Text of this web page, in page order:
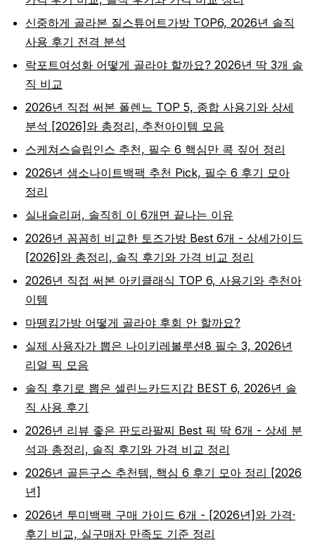
신중하게 골라본 질스튜어트가방 TOP6, 2026년 솔직
사용 후기 전격 분석
락포트여성화 어떻게 골라야 할까요? 2026년 딱 3개 솔
직 비교
2026년 직접 써본 폴렌느 TOP 5, 종합 사용기와 상세
분석 [2026]와 총정리, 추천아이템 모음
스케쳐스슬립인스 추천, 필수 6 핵심만 콕 짚어 정리
2026년 샘소나이트백팩 추천 Pick, 필수 6 후기 모아
정리
실내슬리퍼, 솔직히 이 6개면 끝나는 이유
2026년 꼼꼼히 비교한 토즈가방 Best 6개 - 상세가이드
[2026]와 총정리, 솔직 후기와 가격 비교 정리
2026년 직접 써본 아키클래식 TOP 6, 사용기와 추천아
이템
마뗑킴가방 어떻게 골라야 후회 안 할까요?
실제 사용자가 뽑은 나이키레볼루션8 필수 3, 2026년
리얼 픽 모음
솔직 후기로 뽑은 셀린느카드지갑 BEST 6, 2026년 솔
직 사용 후기
2026년 리뷰 좋은 판도라팔찌 Best 픽 딱 6개 - 상세 분
석과 총정리, 솔직 후기와 가격 비교 정리
2026년 골든구스 추천템, 핵심 6 후기 모아 정리 [2026
년]
2026년 투미백팩 구매 가이드 6개 - [2026년]와 가격·
후기 비교, 실구매자 만족도 기준 정리